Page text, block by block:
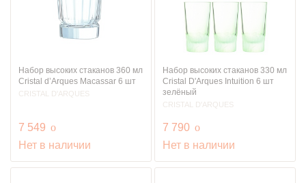
Набор высоких стаканов 360 мл
Cristal d’Arques Macassar 6 шт
CRISTAL D'ARQUES
7 549 руб.
o
Нет в наличии
Набор высоких стаканов 330 мл
Cristal D'Arques Intuition 6 шт
зелёный
CRISTAL D'ARQUES
7 790 руб.
o
Нет в наличии